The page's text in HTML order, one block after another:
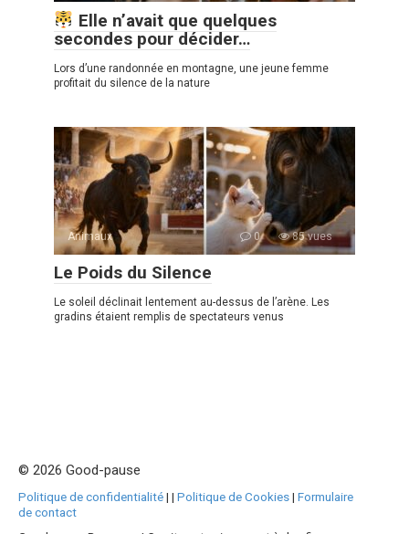
Elle n’avait que quelques
secondes pour décider…
Lors d’une randonnée en montagne, une jeune femme
profitait du silence de la nature
Animaux 0 85 vues
Le Poids du Silence
Le soleil déclinait lentement au-dessus de l’arène. Les
gradins étaient remplis de spectateurs venus
© 2026 Good-pause
Politique de confidentialité| | Politique de Cookies| Formulaire
de contact